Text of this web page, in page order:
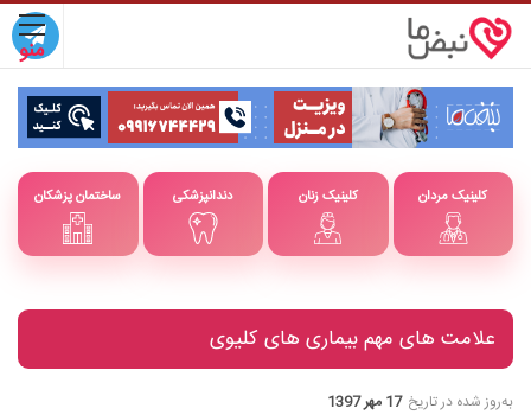
ساختمان پزشکان دندانپزشکی کلینیک زنان کلینیک مردان
علامت های مهم بیماری های کلیوی
به‌روز شده در تاریخ 17 مهر 1397